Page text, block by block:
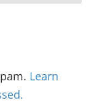
Learn